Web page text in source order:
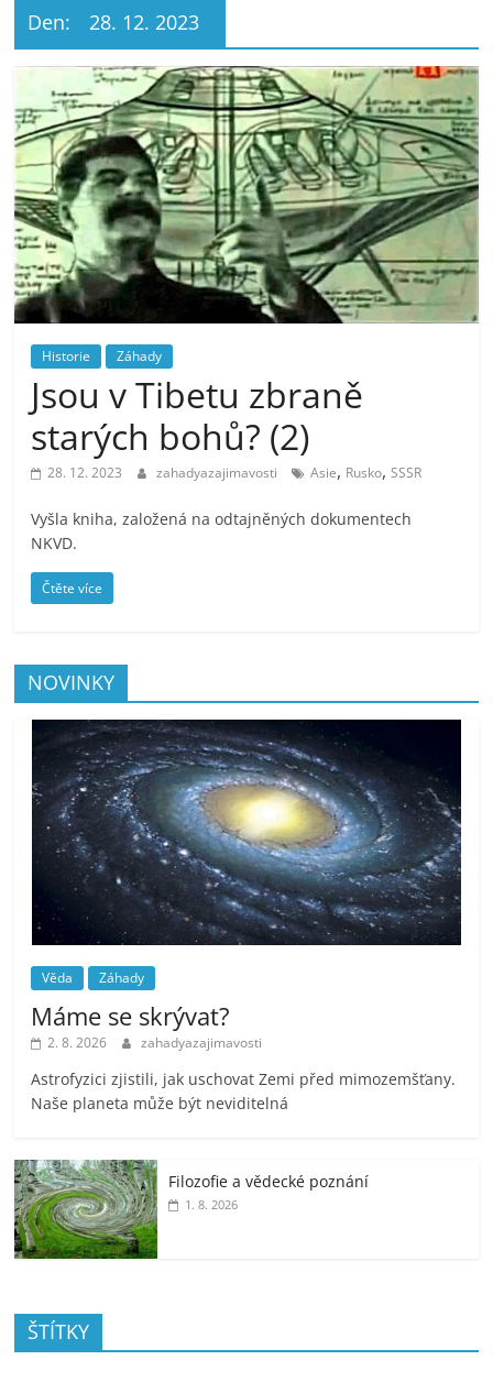
Den: 28. 12. 2023
Historie Záhady
Jsou v Tibetu zbraně
starých bohů? (2)
28. 12. 2023 zahadyazajimavosti Asie, Rusko,SSSR
Vyšla kniha, založená na odtajněných dokumentech
NKVD.
Čtěte více
NOVINKY
Věda Záhady
Máme se skrývat?
2. 8. 2026 zahadyazajimavosti
Astrofyzici zjistili, jak uschovat Zemi před mimozemšťany.
Naše planeta může být neviditelná
Filozofie a vědecké poznání
1. 8. 2026
ŠTÍTKY